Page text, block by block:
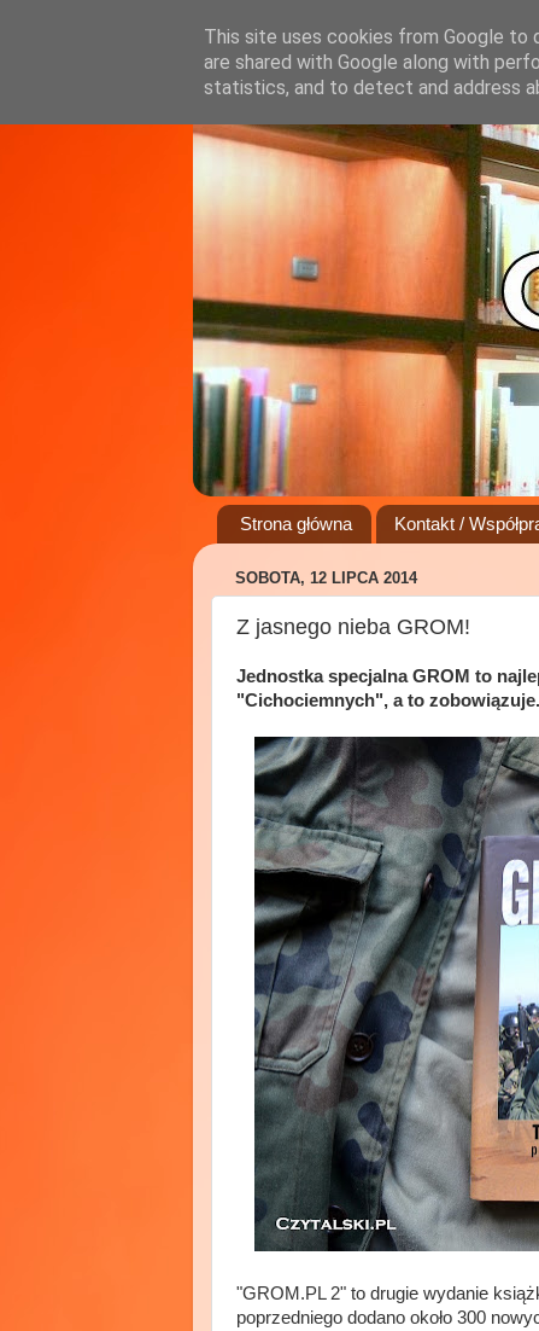
Strona główna Kontakt /
SOBOTA, 12 LIPCA 2014
Z jasnego nieba GROM!
Jednostka specjalna GROM to
"Cichociemnych", a to zobowiązuje.
"GROM.PL 2" to drugie wydanie
poprzedniego dodano około 300
This site uses cookies from Google to
are shared with Google along with
statistics, and to detect and address